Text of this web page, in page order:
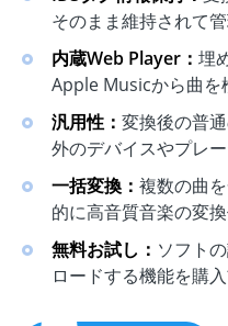
そのまま維持されて管
内蔵Web Player：埋
Apple Musicから曲を
汎用性：変換後の普
外のデバイスやプレ
一括変換：複数の曲
的に高音質音楽の変
無料お試し： ソフト
ロードする機能を購